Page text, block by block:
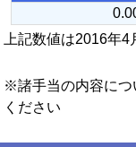
上記数値は2016年4
※諸手当の内容につ
ください